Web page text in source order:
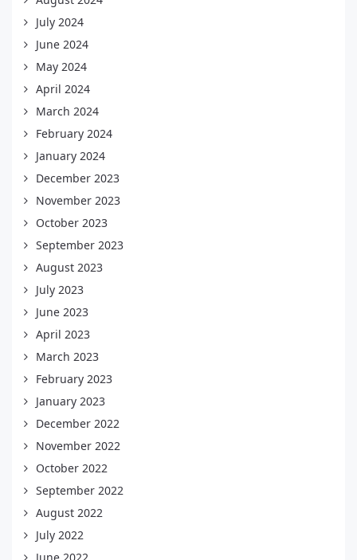
July 2024
June 2024
May 2024
April 2024
March 2024
February 2024
January 2024
December 2023
November 2023
October 2023
September 2023
August 2023
July 2023
June 2023
April 2023
March 2023
February 2023
January 2023
December 2022
November 2022
October 2022
September 2022
August 2022
July 2022